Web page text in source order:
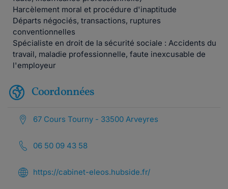
Harcèlement moral et procédure d'inaptitude
Départs négociés, transactions, ruptures
conventionnelles
Spécialiste en droit de la sécurité sociale : Accidents du
travail, maladie professionnelle, faute inexcusable de
l'employeur
Coordonnées
67 Cours Tourny - 33500 Arveyres
06 50 09 43 58
https://cabinet-eleos.hubside.fr/